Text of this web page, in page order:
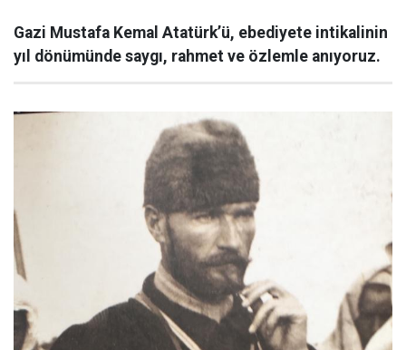
Gazi Mustafa Kemal Atatürk’ü, ebediyete intikalinin
yıl dönümünde saygı, rahmet ve özlemle anıyoruz.